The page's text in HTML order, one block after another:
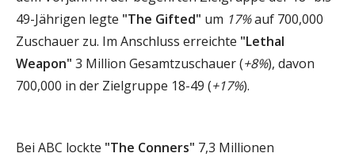
49-Jährigen legte "The Gifted" um 17%auf 700,000
Zuschauer zu. Im Anschluss erreichte "Lethal
Weapon" 3 Million Gesamtzuschauer (+8%), davon
700,000 in der Zielgruppe 18-49 (+17%).
Bei ABC lockte "The Conners" 7,3 Millionen